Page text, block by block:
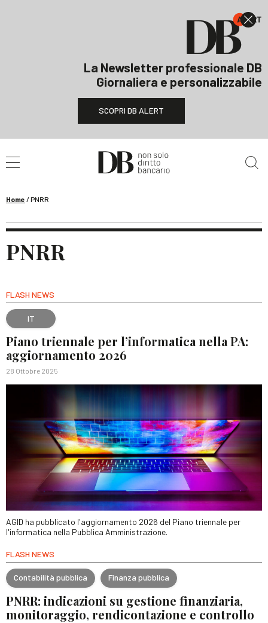
La Newsletter professionale DB
Giornaliera e personalizzabile
SCOPRI DB ALERT
Home /PNRR
PNRR
FLASH NEWS
IT
Piano triennale per l’informatica nella PA:
aggiornamento 2026
28 Ottobre 2025
AGID ha pubblicato l'aggiornamento 2026 del Piano triennale per
l'informatica nella Pubblica Amministrazione.
FLASH NEWS
Contabilità pubblica Finanza pubblica
PNRR: indicazioni su gestione finanziaria,
monitoraggio, rendicontazione e controllo